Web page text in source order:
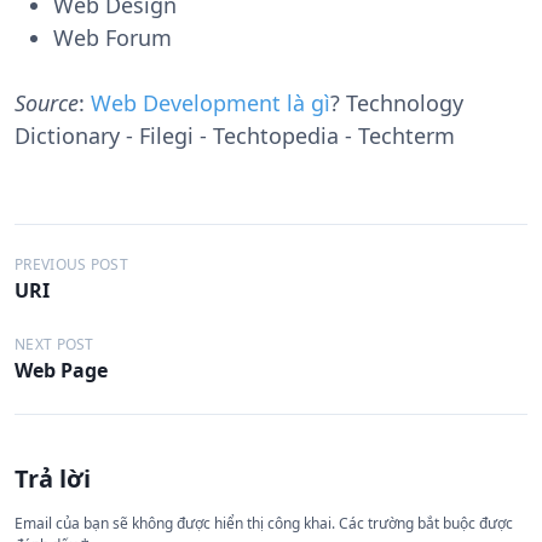
Web Forum
Source: Web Development là gì? Technology
Dictionary - Filegi - Techtopedia - Techterm
Đ
i
ề
u
h
ớ
n
PREVIOUS POST
URI
NEXT POST
Web Page
Trả lời
Email của bạn sẽ không được hiển thị công khai.Các trường bắt buộc được